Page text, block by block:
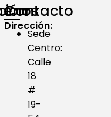
Contacto
Dirección:
Sede
Centro:
Calle
18
#
19-